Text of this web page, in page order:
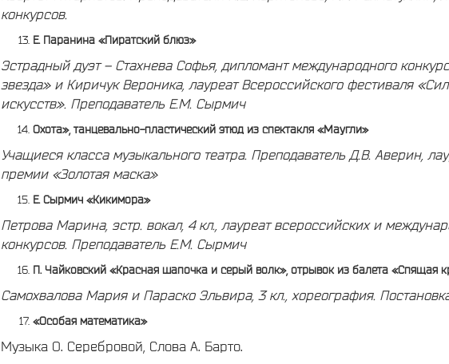
конкурсов.
Е. Паранина «Пиратский блюз»
Эстрадный дуэт – Стахнева Софья, дипломант международного
звезда» и Киричук Вероника, лауреат Всероссийского фестиваля
искусств». Преподаватель Е.М. Сырмич
Охота», танцевально-пластический этюд из спектакля «Маугли»
Учащиеся класса музыкального театра. Преподаватель Д.В. Аверин,
премии «Золотая маска»
Е. Сырмич «Кикимора»
Петрова Марина, эстр. вокал, 4 кл., лауреат всероссийских и
конкурсов. Преподаватель Е.М. Сырмич
П. Чайковский «Красная шапочка и серый волк», отрывок из балета «Спящая
Самохвалова Мария и Параско Эльвира, 3 кл., хореография.
«Особая математика»
Музыка О. Серебровой, Слова А. Барто.